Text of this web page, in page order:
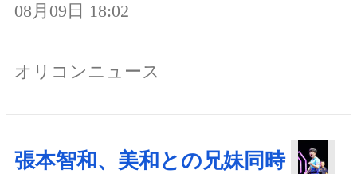
08月09日 18:02
オリコンニュース
張本智和、美和との兄妹同時